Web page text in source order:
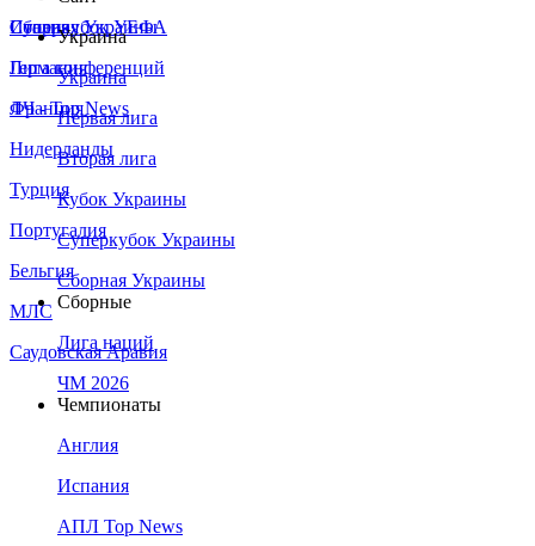
Сборная Украины
Италия
Германия
Франция
Нидерланды
Турция
Португалия
Бельгия
МЛС
Саудовская Аравия
Суперкубок УЕФА
Лига конференций
ЛЧ - Top News
Украина
Украина
Первая лига
Вторая лига
Кубок Украины
Суперкубок Украины
Сборная Украины
Сборные
Лига наций
ЧМ 2026
Чемпионаты
Англия
Испания
АПЛ Top News